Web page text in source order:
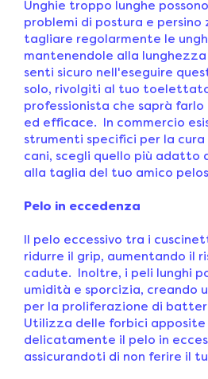
Unghie troppo lunghe
problemi di postura e persino
tagliare regolarmente le
mantenendole alla
senti sicuro nell'eseguire
solo, rivolgiti al tuo
professionista che saprà farlo
ed efficace. In commercio
strumenti specifici per la cura
cani, scegli quello più adatto
alla taglia del tuo amico
Pelo in eccedenza
Il pelo eccessivo tra i
ridurre il grip, aumentando il
cadute. Inoltre, i peli lunghi
umidità e sporcizia, creando
per la proliferazione di
Utilizza delle forbici apposite
delicatamente il pelo in
assicurandoti di non ferire il